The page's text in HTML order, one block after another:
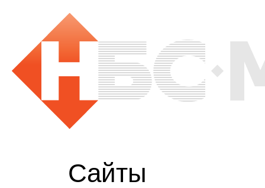
Сайты